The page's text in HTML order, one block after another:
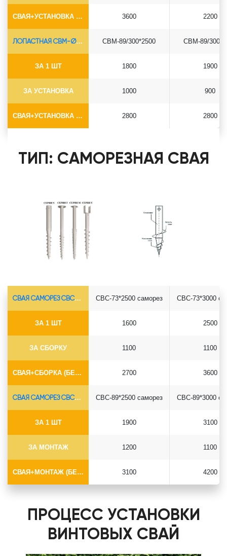
СВАЯ+УСТАНОВКА (БЕЗ ОГОЛОВКА) 3600 2200
ЛОПАСТНАЯ СВМ-Ø89*6.5
ЗА 1 ШТ
ЗА УСТАНОВКА
СВАЯ+УСТАНОВКА (БЕЗ ОГОЛОВКА)
СВМ-89/300*2500
1800
1000
2800
СВМ-89/
1900
900
2800
ТИП: САМОРЕЗНАЯ СВАЯ
СВАЯ САМОРЕЗ СВС-Ø73*5.5
ЗА 1 ШТ
ЗА СБОРКУ
СВАЯ+СБОРКА (БЕЗ ОГОЛОВКА)
СВС-73*2500 саморез
1600
1100
2700
СВС-73*3000
2500
1100
3600
СВАЯ САМОРЕЗ СВС-Ø89*6.5
ЗА 1 ШТ
ЗА МОНТАЖ
СВАЯ+МОНТАЖ (БЕЗ ОГОЛОВКА)
СВС-89*2500 саморез
1900
1200
3100
СВС-89*3000
3100
1100
4200
ПРОЦЕСС УСТАНОВКИ
ВИНТОВЫХ СВАЙ